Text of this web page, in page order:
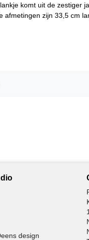
komt uit de zestiger
afmetingen zijn 33,5 cm
design